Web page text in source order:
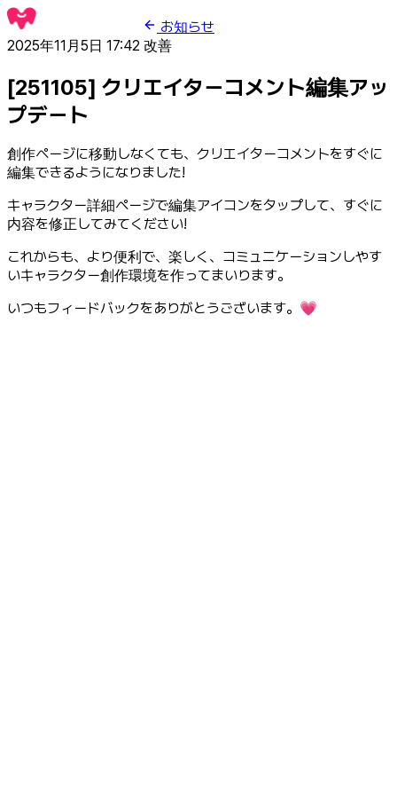
お知らせ
2025年11月5日 17:42 改善
[251105] クリエイターコメント編集アッ
プデート
創作ページに移動しなくても、クリエイターコメントをすぐに
編集できるようになりました!
キャラクター詳細ページで編集アイコンをタップして、すぐに
内容を修正してみてください!
これからも、より便利で、楽しく、コミュニケーションしやす
いキャラクター創作環境を作ってまいります。
いつもフィードバックをありがとうございます。💗